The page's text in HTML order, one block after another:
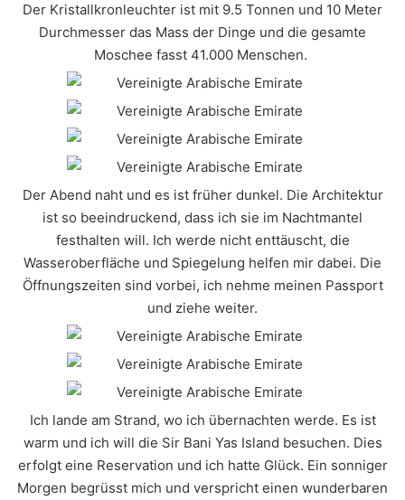
Der Kristallkronleuchter ist mit 9.5 Tonnen und 10 Meter
Durchmesser das Mass der Dinge und die gesamte
Moschee fasst 41.000 Menschen.
Der Abend naht und es ist früher dunkel. Die Architektur
ist so beeindruckend, dass ich sie im Nachtmantel
festhalten will. Ich werde nicht enttäuscht, die
Wasseroberfläche und Spiegelung helfen mir dabei. Die
Öffnungszeiten sind vorbei, ich nehme meinen Passport
und ziehe weiter.
Ich lande am Strand, wo ich übernachten werde. Es ist
warm und ich will die Sir Bani Yas Island besuchen. Dies
erfolgt eine Reservation und ich hatte Glück. Ein sonniger
Morgen begrüsst mich und verspricht einen wunderbaren